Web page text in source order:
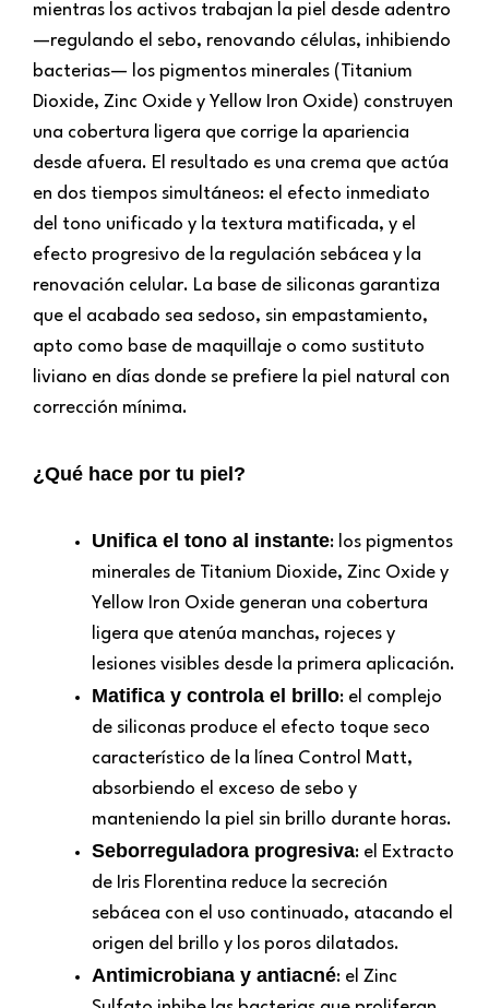
mientras los activos trabajan la piel desde adentro
—regulando el sebo, renovando células, inhibiendo
bacterias— los pigmentos minerales (Titanium
Dioxide, Zinc Oxide y Yellow Iron Oxide) construyen
una cobertura ligera que corrige la apariencia
desde afuera. El resultado es una crema que actúa
en dos tiempos simultáneos: el efecto inmediato
del tono unificado y la textura matificada, y el
efecto progresivo de la regulación sebácea y la
renovación celular. La base de siliconas garantiza
que el acabado sea sedoso, sin empastamiento,
apto como base de maquillaje o como sustituto
liviano en días donde se prefiere la piel natural con
corrección mínima.
¿Qué hace por tu piel?
Unifica el tono al instante: los pigmentos
minerales de Titanium Dioxide, Zinc Oxide y
Yellow Iron Oxide generan una cobertura
ligera que atenúa manchas, rojeces y
lesiones visibles desde la primera aplicación.
Matifica y controla el brillo: el complejo
de siliconas produce el efecto toque seco
característico de la línea Control Matt,
absorbiendo el exceso de sebo y
manteniendo la piel sin brillo durante horas.
Seborreguladora progresiva: el Extracto
de Iris Florentina reduce la secreción
sebácea con el uso continuado, atacando el
origen del brillo y los poros dilatados.
Antimicrobiana y antiacné: el Zinc